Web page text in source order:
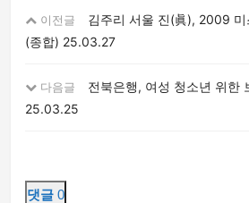
이전글
김주리 서울 진(眞), 2009
(종합) 25.03.27
다음글
전북은행, 여성 청소년 위한
25.03.25
댓글 0